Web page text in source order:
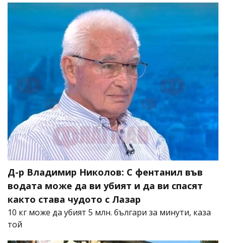
Д-р Владимир Николов: С фентанил във
водата може да ви убият и да ви спасят
както става чудото с Лазар
10 кг може да убият 5 млн. българи за минути, каза
той